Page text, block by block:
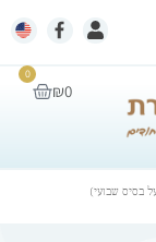
₪0
0
בסיס שבועי)